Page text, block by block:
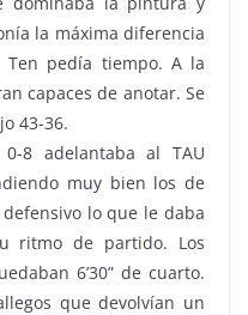
la máxima diferencia
Ten pedía tiempo. A la
capaces de anotar. Se
43-36.
8 adelantaba al TAU
muy bien los de
lo que le daba
ritmo de partido. Los
6’30” de cuarto.
que devolvían un